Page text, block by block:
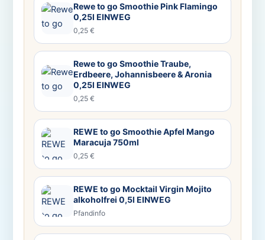
Rewe to go Smoothie Pink Flamingo
0,25l EINWEG
0,25 €
Rewe to go Smoothie Traube,
Erdbeere, Johannisbeere & Aronia
0,25l EINWEG
0,25 €
REWE to go Smoothie Apfel Mango
Maracuja 750ml
0,25 €
REWE to go Mocktail Virgin Mojito
alkoholfrei 0,5l EINWEG
Pfandinfo